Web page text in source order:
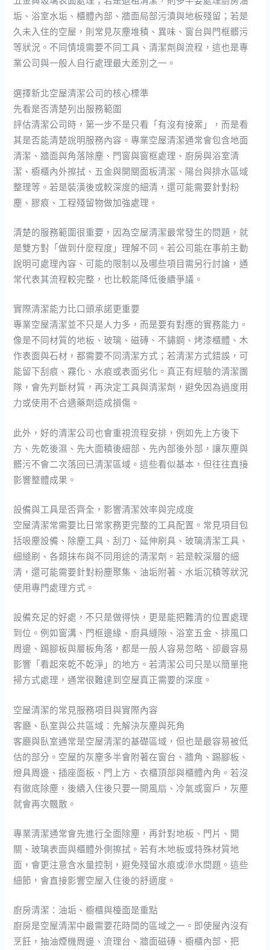
垢、浴室水垢、櫃體內部、牆面局部污漬與地板殘留；若是
久未入住的空屋，則常見灰塵堆積、異味、窗台與門框髒污
等狀況。不同情境需要不同工具、清潔劑與流程，這也是專
業公司與一般人自行處理最大差別之一。
選擇新北空屋清潔公司的核心標準
先看是否清楚列出服務範圍
評估清潔公司時，第一步不是只看「有沒有接案」，而是看
其是否能清楚說明服務內容。專業空屋清潔通常會包含地面
清潔、牆面與角落除塵、門窗與窗框處理、廚房與浴室清
潔、櫥櫃內外擦拭、五金與開關面板清潔、陽台與排水區域
整理等。若是裝潢後或較深度的細清，還可能需要針對粉
塵、膠痕、工程殘留物做加強處理。
清楚的服務範圍很重要，因為空屋清潔最常發生的問題，就
是雙方對「做到什麼程度」理解不同。若公司能在事前主動
說明可處理內容、可能的限制以及哪些項目需另行討論，通
常代表其流程較完整，也比較能降低後續爭議。
實際清潔能力比口頭承諾更重要
專業空屋清潔並不只是人力多，而是要有對應的實務能力。
像是不同材質的地板、玻璃、磁磚、不鏽鋼、烤漆櫃體、木
作表面與石材，都需要不同清潔方式；若清潔方式錯誤，可
能留下刮痕、霧化、水痕或表面劣化。真正有經驗的清潔團
隊，會先判斷材質，再決定工具與清潔劑，避免因為過度用
力或使用不合適藥劑造成損傷。
此外，好的清潔公司也會重視流程安排，例如先上方後下
方、先乾後濕、先大面積後細部、先內部後外部，讓灰塵與
髒污不會二次落回已清潔區域。這些看似基本，但往往直接
影響整體成果。
設備與工具是否齊全，影響清潔效率與完成度
空屋清潔常需要比日常家務更完整的工具配置。常見項目包
括吸塵設備、除塵工具、刮刀、延伸刷具、玻璃清潔工具、
細縫刷、各類抹布與不同用途的清潔劑。若是較深層的細
清，還可能需要針對粉塵聚集、油垢附著、水垢沉積等狀況
使用專門處理方式。
設備充足的好處，不只是做得快，更是能把難清的位置處理
到位。例如窗溝、門框邊緣、廚具縫隙、浴室五金、排風口
周邊、踢腳板與層板角落，都是一般人容易忽略、卻最容易
影響「看起來乾不乾淨」的地方。若清潔公司只是以簡單拖
掃方式處理，通常很難達到空屋真正需要的深度。
空屋清潔的常見服務項目與實際內容
客廳、臥室與公共區域：先解決灰塵與死角
客廳與臥室通常是空屋清潔的基礎區域，但也是最容易被低
估的部分。空屋的灰塵多半會附著在窗台、牆角、踢腳板、
燈具周邊、插座面板、門上方、衣櫃頂部與櫃體內角。若沒
有徹底除塵，後續入住後只要一開風扇、冷氣或窗戶，灰塵
就會再次飄散。
專業清潔通常會先進行全面除塵，再針對地板、門片、開
關、玻璃表面與櫃體外側擦拭。若有木地板或特殊材質地
面，會更注意含水量控制，避免殘留水痕或滲水問題。這些
細節，會直接影響空屋入住後的舒適度。
廚房清潔：油垢、櫥櫃與檯面是重點
廚房是空屋清潔中最需要花時間的區域之一。即使屋內沒有
烹飪，抽油煙機周邊、流理台、牆面磁磚、櫥櫃內部、把